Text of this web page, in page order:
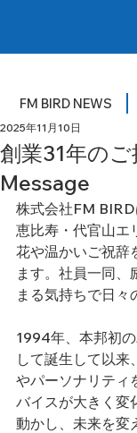
FM BIRD NEWS
創業31年の
Message
2025年11月10日
株式会社FM
恵比寿・代官山エ
花や温かいご祝辞
ます。社員一同
まる気持ちで日々
1994年、本邦初
して誕生して以来
やパーソナリティ
バイスが大きく変
動かし、未来を変